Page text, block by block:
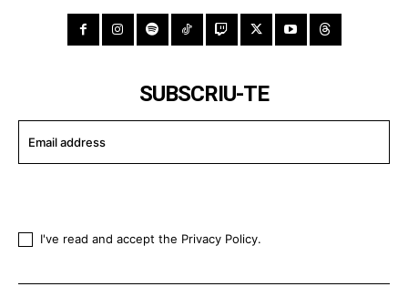
SUBSCRIU-TE
I've read and accept the Privacy Policy.